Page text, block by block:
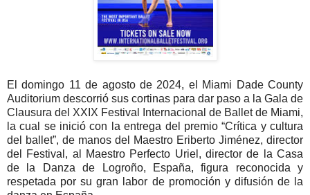
El domingo 11 de agosto de 2024, el Miami Dade County
Auditorium descorrió sus cortinas para dar paso a la Gala de
Clausura del XXIX Festival Internacional de Ballet de Miami,
la cual se inició con la entrega del premio “Crítica y cultura
del ballet”, de manos del Maestro Eriberto Jiménez, director
del Festival, al Maestro Perfecto Uriel, director de la Casa
de la Danza de Logroño, España, figura reconocida y
respetada por su gran labor de promoción y difusión de la